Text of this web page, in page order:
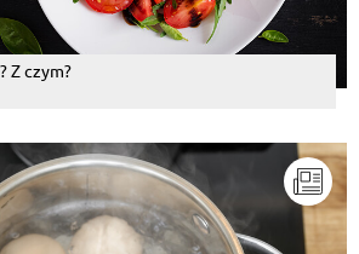
Z czym?